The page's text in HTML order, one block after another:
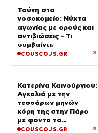
Τούνη στο
νοσοκομείο: Νύχτα
αγωνίας με ορούς και
αντιβιώσεις – Τι
συμβαίνει;
COUSCOUS.GR ↗
Κατερίνα Καινούργιου:
Αγκαλιά με την
τεσσάρων μηνών
κόρη της στην Πάρο
με φόντο το
ηλιοβασίλεμα
COUSCOUS.GR ↗